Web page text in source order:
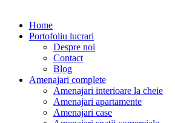
Home
Portofoliu lucrari
Despre noi
Contact
Blog
Amenajari complete
Amenajari interioare la cheie
Amenajari apartamente
Amenajari case